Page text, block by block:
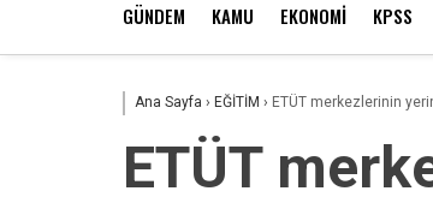
GÜNDEM KAMU EKONOMİ KPSS
Ana Sayfa › EĞİTİM › ETÜT merkezlerinin
ETÜT